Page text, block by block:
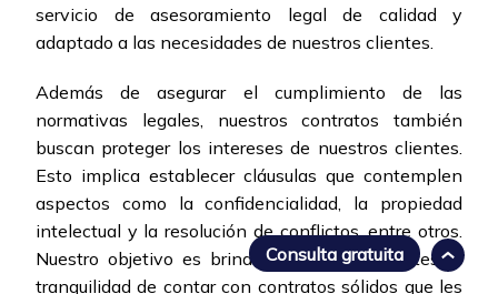
servicio de asesoramiento legal de calidad y
adaptado a las necesidades de nuestros clientes.
Además de asegurar el cumplimiento de las
normativas legales, nuestros contratos también
buscan proteger los intereses de nuestros clientes.
Esto implica establecer cláusulas que contemplen
aspectos como la confidencialidad, la propiedad
intelectual y la resolución de conflictos, entre otros.
Nuestro objetivo es brindar a nuestros clientes la
tranquilidad de contar con contratos sólidos que les
Consulta gratuita